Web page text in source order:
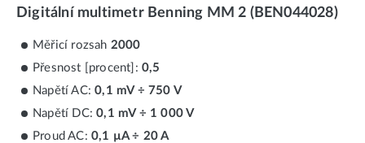
Digitální multimetr Benning MM 2 (BEN044028)
Měřicí rozsah 2000
Přesnost [procent]: 0,5
Napětí AC:0,1 mV ÷ 750 V
Napětí DC:0,1 mV ÷ 1 000 V
Proud AC: 0,1 µA ÷ 20 A